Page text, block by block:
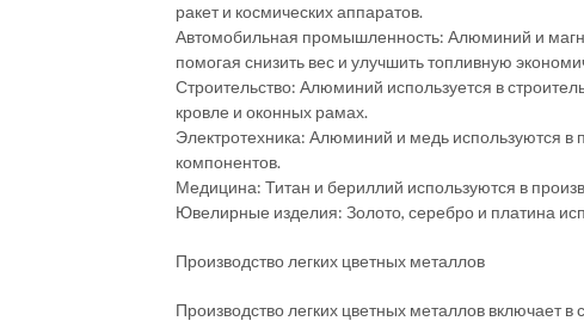
ракет и космических аппаратов.
Автомобильная промышленность: Алюминий и
помогая снизить вес и улучшить топливную
Строительство: Алюминий используется в
кровле и оконных рамах.
Электротехника: Алюминий и медь используются в
компонентов.
Медицина: Титан и бериллий используются в
Ювелирные изделия: Золото, серебро и платина
Производство легких цветных металлов
Производство легких цветных металлов включает